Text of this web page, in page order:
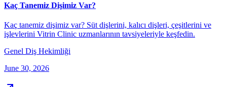
Kaç Tanemiz Dişimiz Var?
Kaç tanemiz dişimiz var? Süt dişlerini, kalıcı dişleri, çeşitlerini ve
işlevlerini Vitrin Clinic uzmanlarının tavsiyeleriyle keşfedin.
Genel Diş Hekimliği
June 30, 2026